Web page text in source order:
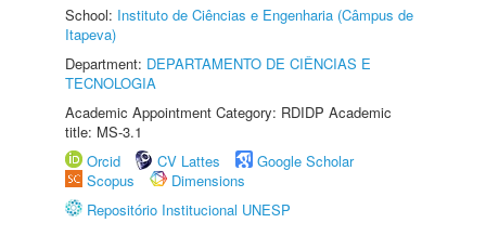
School: Instituto de Ciências e Engenharia (Câmpus de
Itapeva)
Department: DEPARTAMENTO DE CIÊNCIAS E
TECNOLOGIA
Academic Appointment Category: RDIDP Academic
title: MS-3.1
Orcid
CV Lattes
Google Scholar
Scopus
Dimensions
Repositório Institucional UNESP